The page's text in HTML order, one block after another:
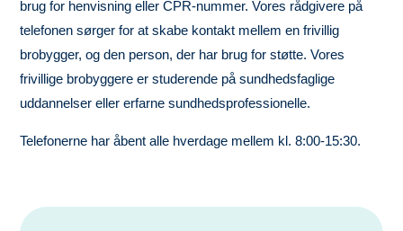
brug for henvisning eller CPR-nummer. Vores rådgivere på
telefonen sørger for at skabe kontakt mellem en frivillig
brobygger, og den person, der har brug for støtte. Vores
frivillige brobyggere er studerende på sundhedsfaglige
uddannelser eller erfarne sundhedsprofessionelle.
Telefonerne har åbent alle hverdage mellem kl. 8:00-15:30.